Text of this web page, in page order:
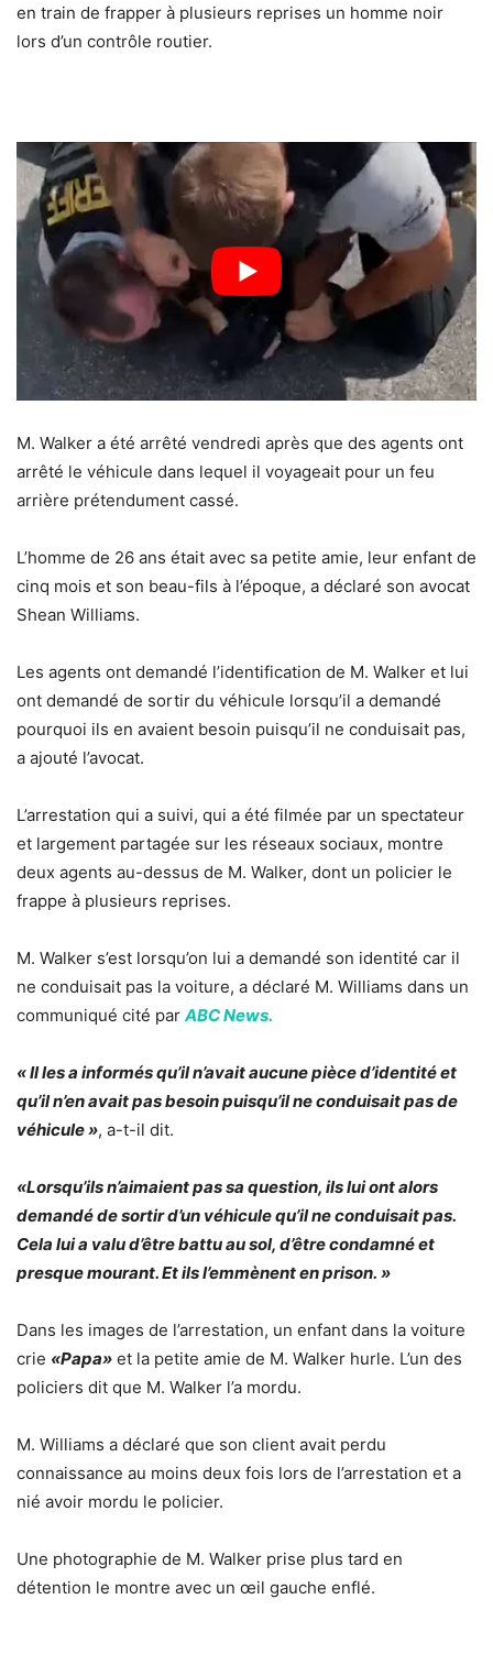
en train de frapper à plusieurs reprises un homme noir
lors d’un contrôle routier.
M. Walker a été arrêté vendredi après que des agents ont
arrêté le véhicule dans lequel il voyageait pour un feu
arrière prétendument cassé.
L’homme de 26 ans était avec sa petite amie, leur enfant de
cinq mois et son beau-fils à l’époque, a déclaré son avocat
Shean Williams.
Les agents ont demandé l’identification de M. Walker et lui
ont demandé de sortir du véhicule lorsqu’il a demandé
pourquoi ils en avaient besoin puisqu’il ne conduisait pas,
a ajouté l’avocat.
L’arrestation qui a suivi, qui a été filmée par un spectateur
et largement partagée sur les réseaux sociaux, montre
deux agents au-dessus de M. Walker, dont un policier le
frappe à plusieurs reprises.
M. Walker s’est lorsqu’on lui a demandé son identité car il
ne conduisait pas la voiture, a déclaré M. Williams dans un
communiqué cité parABC News.
« Il les a informés qu’il n’avait aucune pièce d’identité et
qu’il n’en avait pas besoin puisqu’il ne conduisait pas de
véhicule », a-t-il dit.
«Lorsqu’ils n’aimaient pas sa question, ils lui ont alors
demandé de sortir d’un véhicule qu’il ne conduisait pas.
Cela lui a valu d’être battu au sol, d’être condamné et
presque mourant. Et ils l’emmènent en prison. »
Dans les images de l’arrestation, un enfant dans la voiture
crie «Papa» et la petite amie de M. Walker hurle. L’un des
policiers dit que M. Walker l’a mordu.
M. Williams a déclaré que son client avait perdu
connaissance au moins deux fois lors de l’arrestation et a
nié avoir mordu le policier.
Une photographie de M. Walker prise plus tard en
détention le montre avec un œil gauche enflé.